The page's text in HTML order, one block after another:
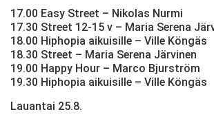
17.00 Easy Street – Nikolas Nurmi
17.30 Street 12-15 v – Maria Serena
18.00 Hiphopia aikuisille – Ville Köngäs
18.30 Street – Maria Serena Järvinen
19.00 Happy Hour – Marco Bjurström
19.30 Hiphopia aikuisille – Ville Köngäs
Lauantai 25.8.